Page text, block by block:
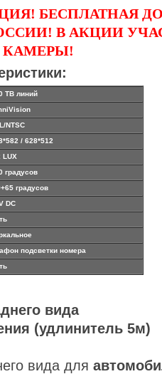
БЕСПЛАТНАЯ
В АКЦИИ
ТВ линий
NTSC
/ 628*512
LUX
градусов
+65 градусов
DC
подсветки номера
вида
(удлинитель 5м)
вида для